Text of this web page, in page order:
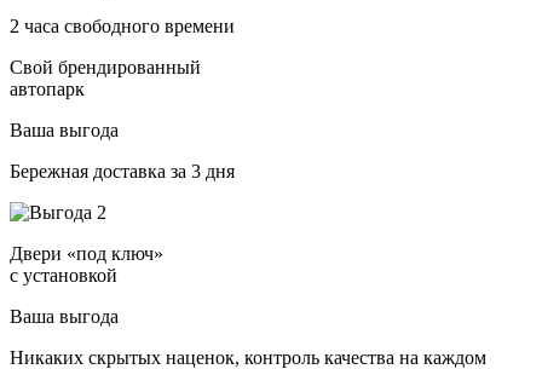
2 часа свободного времени
Свой брендированный
автопарк
Ваша выгода
Бережная доставка за 3 дня
Двери «под ключ»
с установкой
Ваша выгода
Никаких скрытых наценок, контроль качества на каждом